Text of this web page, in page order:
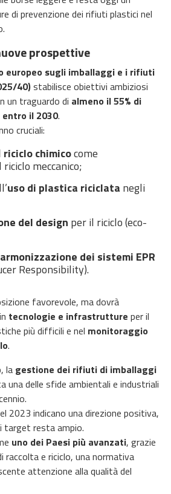
di prevenzione dei rifiuti plastici nel
prospettive
europeo sugli imballaggi e i rifiuti
40)stabilisce obiettivi ambiziosi
un traguardo di almeno il 55% di
il 2030.
cruciali:
riciclo chimicocome
meccanico;
uso di plastica riciclata negli
del design per il riciclo (eco-
armonizzazione dei sistemi EPR
Responsibility).
favorevole, ma dovrà
tecnologie e infrastrutture per il
più difficili e nel monitoraggio
.
la gestione dei rifiuti di imballaggi
una delle sfide ambientali e industriali
2023 indicano una direzione positiva,
target resta ampio.
uno dei Paesi più avanzati, grazie
raccolta e riciclo, una normativa
attenzione alla qualità del